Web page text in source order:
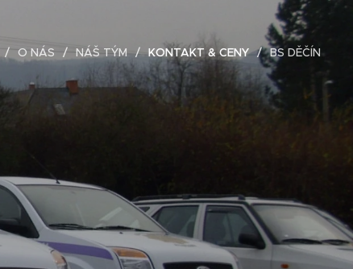
O NÁS NÁŠ TÝM KONTAKT & CENY BS DĚČÍN